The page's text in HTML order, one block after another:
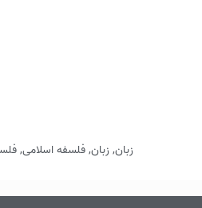
زبان,زبان,فلسفه اسلامی,